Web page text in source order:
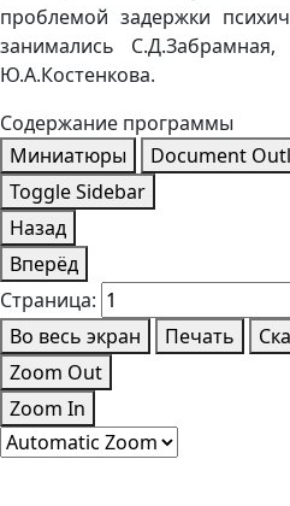
проблемой задержки
занимались С.Д.Забрамная,
Ю.А.Костенкова.
Содержание программы
Миниатюры
Document
Toggle Sidebar
Назад
Вперёд
Страница:
Во весь экран
Печать
Zoom Out
Zoom In